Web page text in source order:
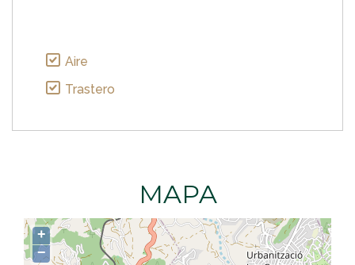
Aire
Trastero
MAPA
+
−